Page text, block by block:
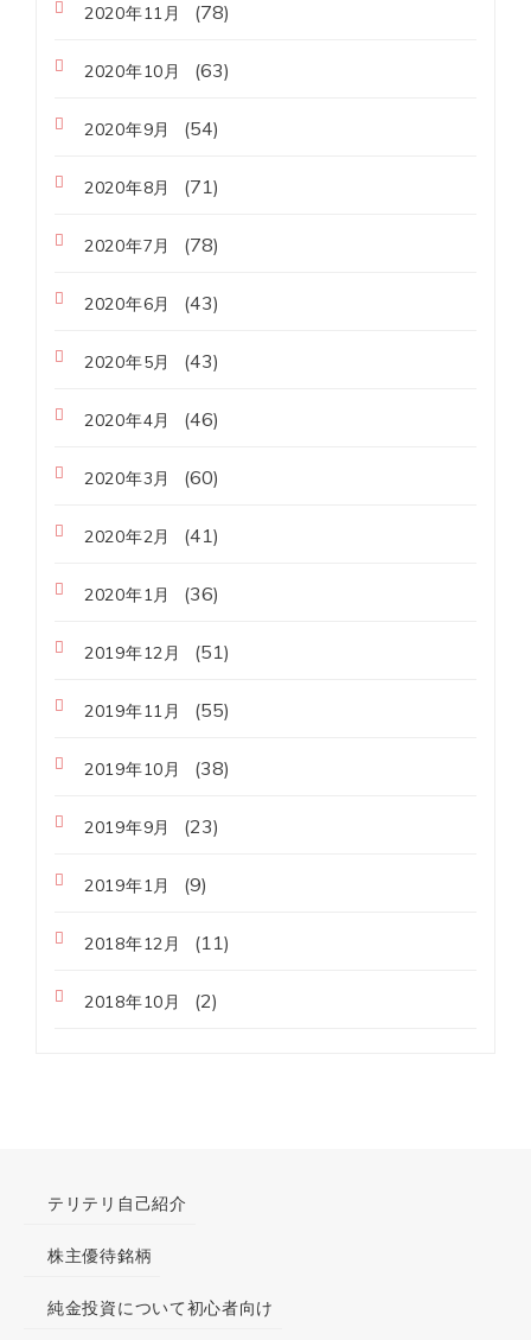
2020年11月 (78)
2020年10月 (63)
2020年9月 (54)
2020年8月 (71)
2020年7月 (78)
2020年6月 (43)
2020年5月 (43)
2020年4月 (46)
2020年3月 (60)
2020年2月 (41)
2020年1月 (36)
2019年12月 (51)
2019年11月 (55)
2019年10月 (38)
2019年9月 (23)
2019年1月 (9)
2018年12月 (11)
2018年10月 (2)
テリテリ自己紹介
株主優待銘柄
純金投資について初心者向け